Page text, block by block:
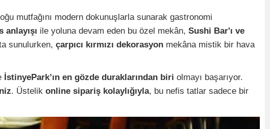
mutfağını modern dokunuşlarla sunarak gastronomi
ile yoluna devam eden bu özel mekân, Sushi Bar'ı ve
sunulurken, çarpıcı kırmızı dekorasyon mekâna mistik bir hava
İstinyePark’ın en gözde duraklarından biri olmayı başarıyor.
. Üstelik online sipariş kolaylığıyla, bu nefis tatlar sadece bir